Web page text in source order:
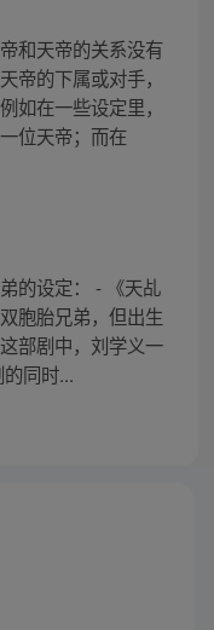
和天帝的关系没有
帝的下属或对手，
如在一些设定里，
位天帝；而在
的设定： - 《天乩
胞胎兄弟，但出生
部剧中，刘学义一
同时...